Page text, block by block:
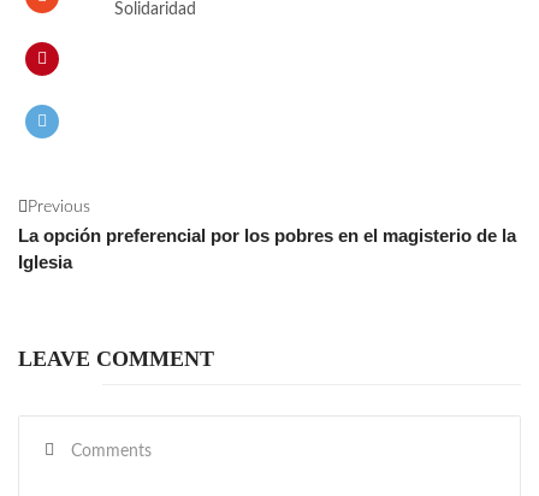
Solidaridad
Previous
La opción preferencial por los pobres en el magisterio de la
Iglesia
LEAVE COMMENT